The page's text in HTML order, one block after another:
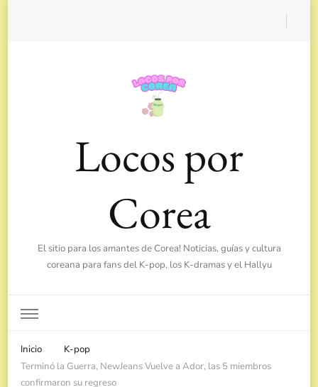
Locos por
Corea
El sitio para los amantes de Corea! Noticias, guías y cultura
coreana para fans del K-pop, los K-dramas y el Hallyu
Inicio
K-pop
Terminó la Guerra, NewJeans Vuelve a Ador, las 5 miembros
confirmaron su regreso